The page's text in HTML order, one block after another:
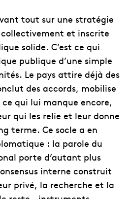
tout sur une stratégie
et inscrite
solide. C’est ce qui
publique d’une simple
Le pays attire déjà des
des accords, mobilise
qui lui manque encore,
qui les relie et leur donne
terme. Ce socle a en
: la parole du
porte d’autant plus
interne construit
privé, la recherche et la